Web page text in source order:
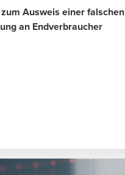
Ausweis einer falschen
an Endverbraucher